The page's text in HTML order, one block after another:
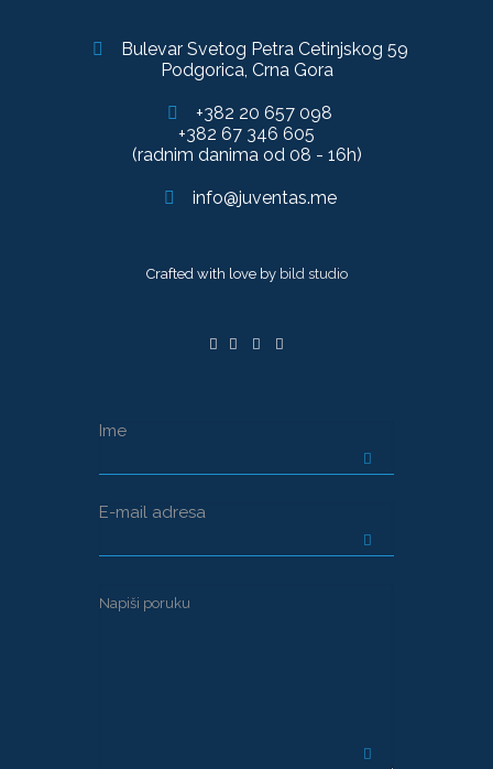
Bulevar Svetog Petra Cetinjskog 59
Podgorica, Crna Gora
+382 20 657 098
+382 67 346 605
(radnim danima od 08 - 16h)
info@juventas.me
Crafted with love by bild studio